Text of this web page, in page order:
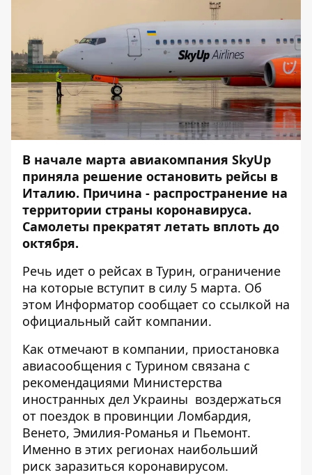
В начале марта авиакомпания SkyUp
приняла решение остановить рейсы в
Италию. Причина - распространение на
территории страны коронавируса.
Самолеты прекратят летать вплоть до
октября.
Речь идет о рейсах в Турин, ограничение
на которые вступит в силу 5 марта. Об
этом Информатор сообщает со ссылкой на
официальный сайт компании.
Как отмечают в компании, приостановка
авиасообщения с Турином связана с
рекомендациями Министерства
иностранных дел Украины воздержаться
от поездок в провинции Ломбардия,
Венето, Эмилия-Романья и Пьемонт.
Именно в этих регионах наибольший
риск заразиться коронавирусом.